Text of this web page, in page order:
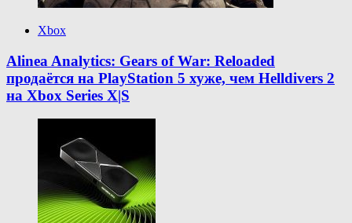
Xbox
Alinea Analytics: Gears of War: Reloaded
продаётся на PlayStation 5 хуже, чем Helldivers 2
на Xbox Series X|S